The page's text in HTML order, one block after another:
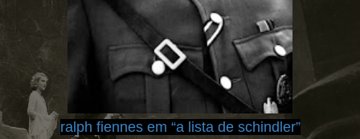
ralph fiennes em “a lista de schindler”